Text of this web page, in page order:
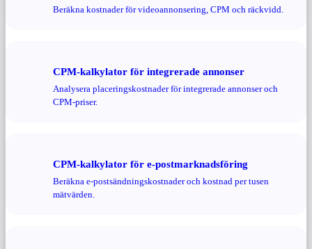
Beräkna kostnader för videoannonsering, CPM och räckvidd.
CPM-kalkylator för integrerade annonser
Analysera placeringskostnader för integrerade annonser och
CPM-priser.
CPM-kalkylator för e-postmarknadsföring
Beräkna e-postsändningskostnader och kostnad per tusen
mätvärden.